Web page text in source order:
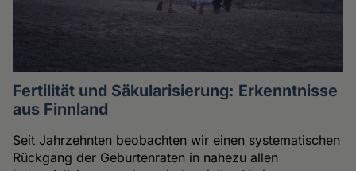
Fertilität und Säkularisierung: Erkenntnisse
aus Finnland
Seit Jahrzehnten beobachten wir einen systematischen
Rückgang der Geburtenraten in nahezu allen